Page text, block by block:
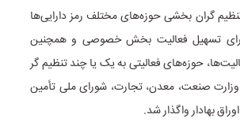
گران بخشی حوزه‌های مختلف رمز دارایی‌ها
تسهیل فعالیت بخش خصوصی و همچنین
حوزه‌های فعالیتی به یک یا چند تنظیم گر
صنعت، معدن، تجارت، شورای ملی تأمین
بهادار واگذار شد.